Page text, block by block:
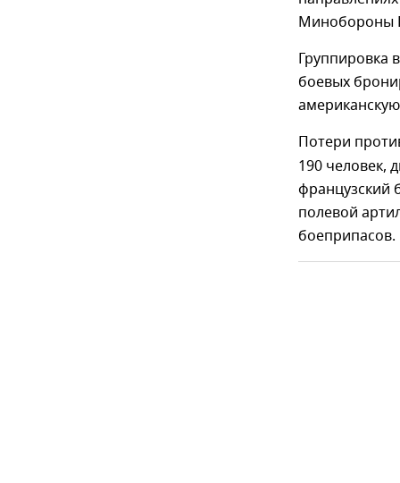
Минобороны
Группировка
боевых
Потери
190 человек,
французский
полевой
боеприпасов.